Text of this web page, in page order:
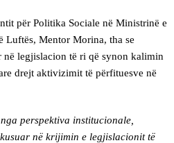
për Politika Sociale në Ministrinë e
Luftës, Mentor Morina, tha se
legjislacion të ri që synon kalimin
drejt aktivizimit të përfituesve në
perspektiva institucionale,
në krijimin e legjislacionit të